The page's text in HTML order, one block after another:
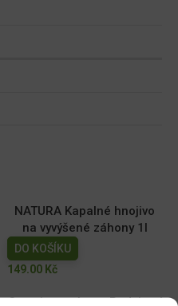
NATURA Kapalné hnojivo
na vyvýšené záhony 1l
DO KOŠÍKU
149.00 Kč
Cererit s guánem Podzimní